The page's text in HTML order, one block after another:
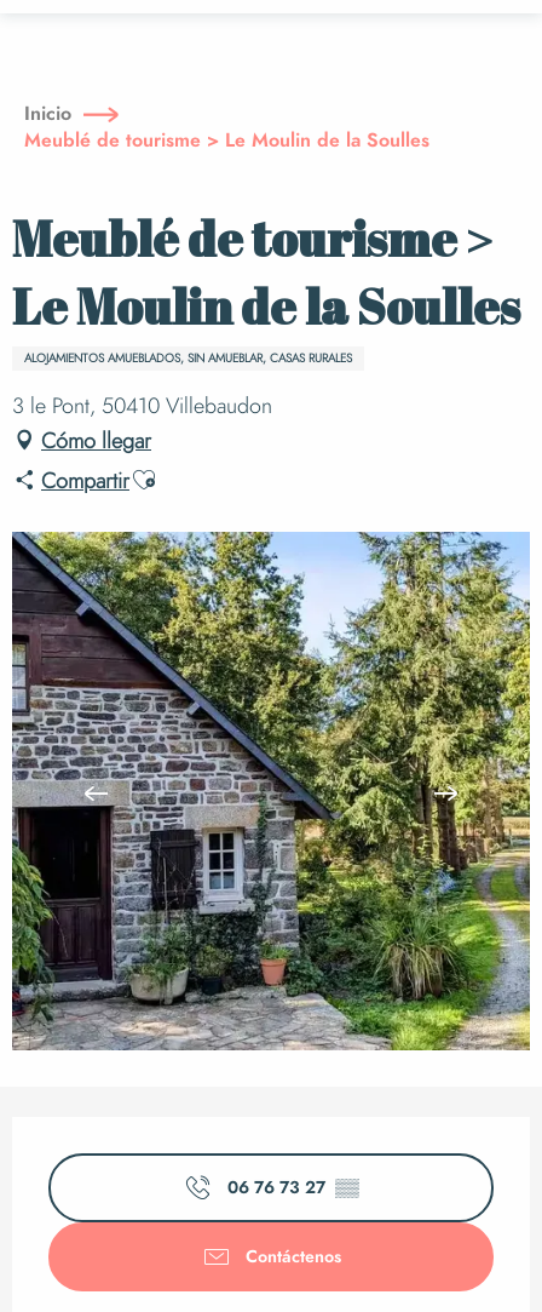
principal
Inicio
Meublé de tourisme > Le Moulin de la Soulles
Meublé de tourisme >
Le Moulin de la Soulles
ALOJAMIENTOS AMUEBLADOS, SIN AMUEBLAR, CASAS RURALES
3 le Pont, 50410 Villebaudon
Cómo llegar
CompartirAjouter aux favoris
Horarios y datos de
06 76 73 27 ▒▒
Contáctenos